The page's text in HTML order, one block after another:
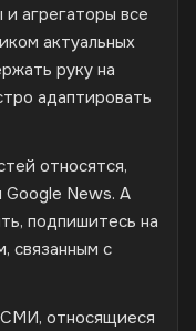
агрегаторы все
актуальных
руку на
адаптировать
относятся,
Google News. А
подпишитесь на
связанным с
СМИ, относящиеся